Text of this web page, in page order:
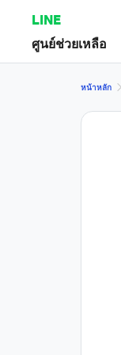
LINE
ศูนย์ช่วยเหลือ
หน้าหลัก